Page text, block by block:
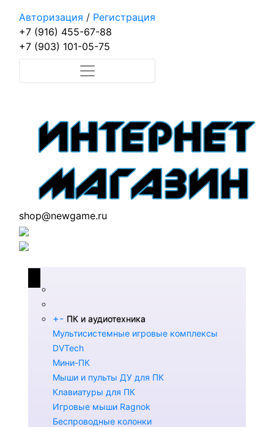
Авторизация / Регистрация
+7 (916) 455-67-88
+7 (903) 101-05-75
shop@newgame.ru
+- ПК и аудиотехника
Мультисистемные игровые комплексы
DVTech
Мини-ПК
Мыши и пульты ДУ для ПК
Клавиатуры для ПК
Игровые мыши Ragnok
Беспроводные колонки